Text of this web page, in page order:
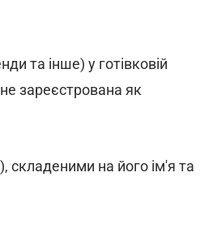
та інше) у готівковій
зареєстрована як
складеними на його ім'я та